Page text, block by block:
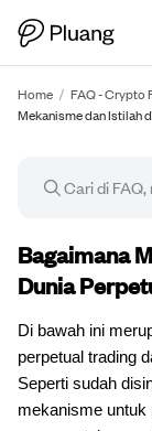
Home / FAQ - Crypto
Mekanisme dan Istilah
Artikel FAQ
Bagaimana
Dunia
Di bawah ini
perpetual trading
Seperti sudah
mekanisme untuk